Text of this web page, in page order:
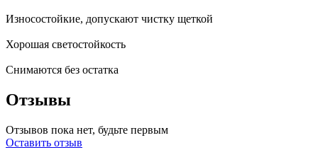
Износостойкие, допускают чистку щеткой
Хорошая светостойкость
Снимаются без остатка
Отзывы
Отзывов пока нет, будьте первым
Оставить отзыв